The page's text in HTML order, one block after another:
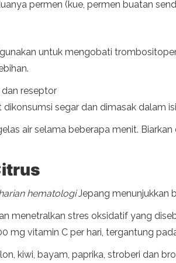
permen (kue, permen buatan
untuk mengobati
reseptor
segar dan dimasak dalam
air selama beberapa menit.
hematologiJepang menunjukkan
menetralkan stres oksidatif yang
mg vitamin C per hari, tergantung
kiwi, bayam, paprika, stroberi dan